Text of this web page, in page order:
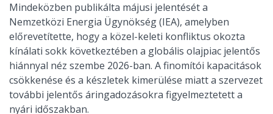
Mindeközben publikálta májusi jelentését a
Nemzetközi Energia Ügynökség (IEA), amelyben
előrevetítette, hogy a közel-keleti konfliktus okozta
kínálati sokk következtében a globális olajpiac jelentős
hiánnyal néz szembe 2026-ban. A finomítói kapacitások
csökkenése és a készletek kimerülése miatt a szervezet
további jelentős áringadozásokra figyelmeztetett a
nyári időszakban.